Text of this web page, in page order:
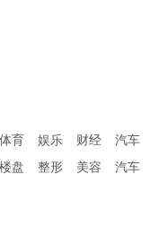
体育 娱乐 财经
汽车
楼盘 整形 美容 汽车